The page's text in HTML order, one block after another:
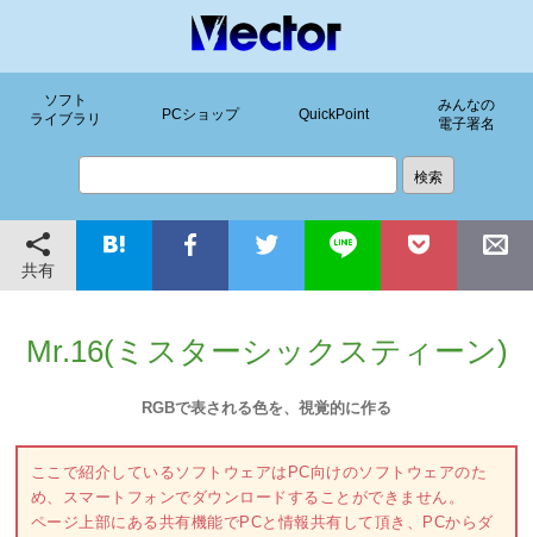
ソフト
ライブラリ
PCショップ QuickPoint
みんなの
電子署名
共有
Mr.16(ミスターシックスティーン)
RGBで表される色を、視覚的に作る
ここで紹介しているソフトウェアはPC向けのソフトウェアのた
め、スマートフォンでダウンロードすることができません。
ページ上部にある共有機能でPCと情報共有して頂き、PCからダ